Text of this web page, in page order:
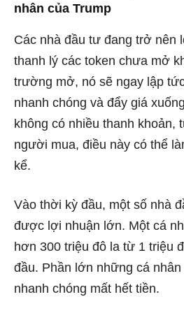
nhân của Trump
Các nhà đầu tư đang trở nên
thanh lý các token chưa mở
trường mở, nó sẽ ngay lập
nhanh chóng và đẩy giá
không có nhiều thanh khoản,
người mua, điều này có thể
kể.
Vào thời kỳ đầu, một số nhà
được lợi nhuận lớn. Một cá
hơn 300 triệu đô la từ 1 triệu
đầu. Phần lớn những cá
nhanh chóng mất hết tiền.